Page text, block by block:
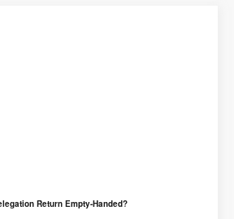
Return Empty-Handed?